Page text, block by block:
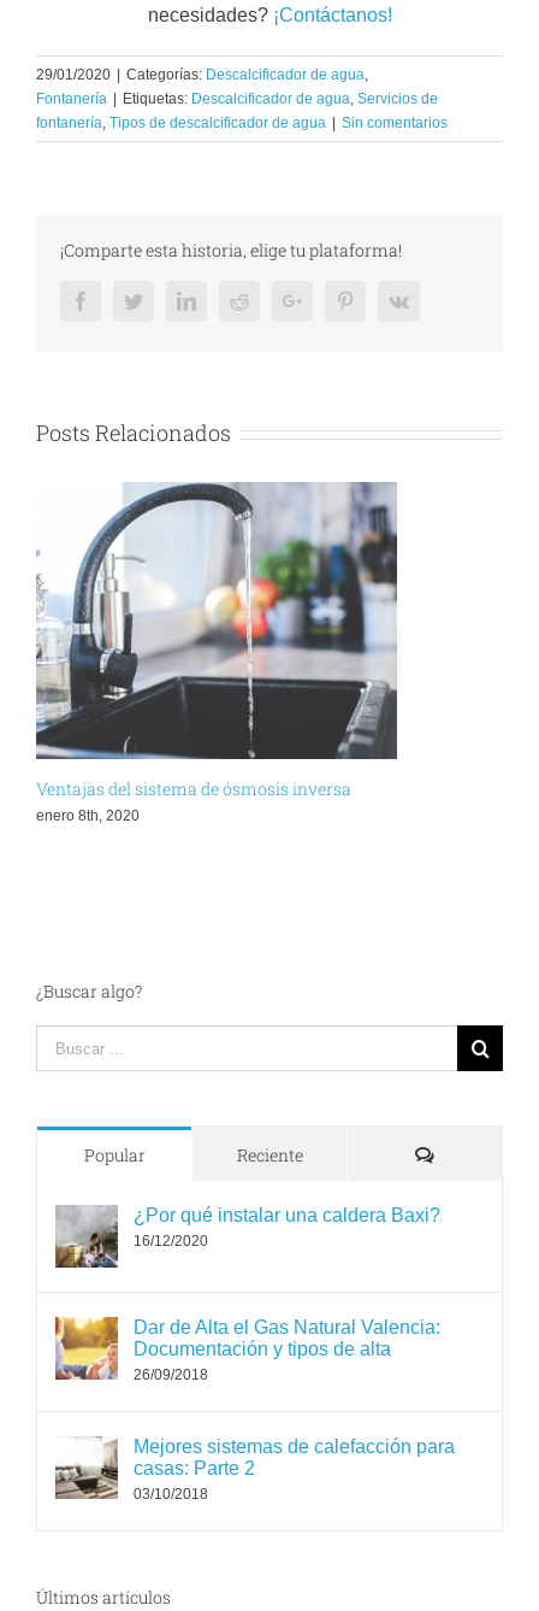
necesidades? ¡Contáctanos!
29/01/2020 Categorías: Descalcificador de agua,
Fontanería
Etiquetas: Descalcificador de agua, Servicios de
fontanería, Tipos de descalcificador de agua Sin comentarios
¡Comparte esta historia, elige tu plataforma!
FacebookTwitterLinkedInRedditGoogle+ PinterestVk
Posts Relacionados
Ventajas del sistema de ósmosis inversa
enero 8th, 2020
¿Buscar algo?
Search
for:
Popular Reciente Comments
¿Por qué instalar una caldera Baxi?
16/12/2020
Dar de Alta el Gas Natural Valencia:
Documentación y tipos de alta
26/09/2018
Mejores sistemas de calefacción para
casas: Parte 2
03/10/2018
Últimos artículos